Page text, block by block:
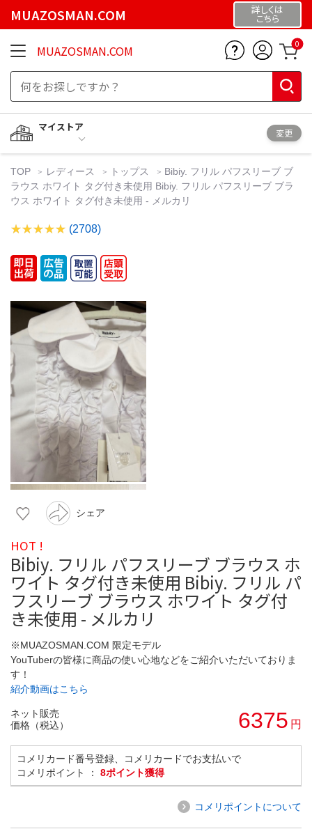
MUAZOSMAN.COM 詳しくは
こちら
MUAZOSMAN.COM 0
マイストア
変更
TOP レディース トップス
Bibiy. フリル パフスリーブ ブ
ラウス ホワイト タグ付き未使用 Bibiy. フリル パフスリーブ ブラ
ウス ホワイト タグ付き未使用 - メルカリ
(2708)
シェア
HOT !
Bibiy. フリル パフスリーブ ブラウス ホ
ワイト タグ付き未使用 Bibiy. フリル パ
フスリーブ ブラウス ホワイト タグ付
き未使用 - メルカリ
※MUAZOSMAN.COM 限定モデル
YouTuberの皆様に商品の使い心地などをご紹介いただいておりま
す！
紹介動画はこちら
ネット販売
価格（税込）
6375 円
コメリカード番号登録、コメリカードでお支払いで
コメリポイント ： 8ポイント獲得
コメリポイントについて